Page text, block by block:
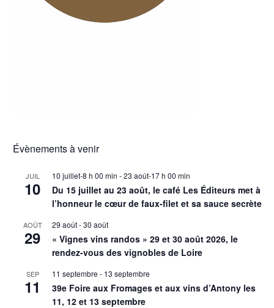
Évènements à venir
JUIL
10
10 juillet-8 h 00 min -23 août-17 h 00 min
Du 15 juillet au 23 août, le café Les Éditeurs met à
l’honneur le cœur de faux-filet et sa sauce secrète
AOÛT
29
29 août-30 août
« Vignes vins randos » 29 et 30 août 2026, le
rendez-vous des vignobles de Loire
SEP
11
11 septembre - 13 septembre
39e Foire aux Fromages et aux vins d’Antony les
11, 12 et 13 septembre